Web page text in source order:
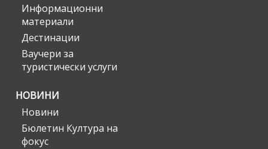
Информационни
материали
Дестинации
Ваучери за
туристически услуги
НОВИНИ
Новини
Бюлетин Култура на
фокус